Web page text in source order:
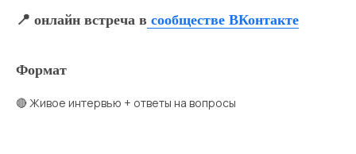
📍 онлайн встреча в сообществе ВКонтакте
Формат
🔴 Живое интервью + ответы на вопросы